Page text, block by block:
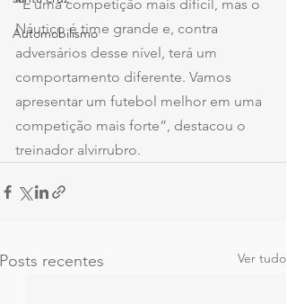
Automobilismo
“É uma competição mais difícil, mas o
Náutico é time grande e, contra
adversários desse nível, terá um
comportamento diferente. Vamos
apresentar um futebol melhor em uma
competição mais forte”, destacou o
treinador alvirrubro.
Posts recentes Ver tudo